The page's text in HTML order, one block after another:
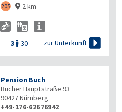
205  2 km
3  30 zur Unterkunft 
Pension Buch
Bucher Hauptstraße 93
90427Nürnberg
+49-176-62676942